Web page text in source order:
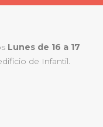
Lunes de 16 a 17
de Infantil.